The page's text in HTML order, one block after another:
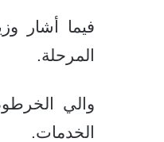
فيما أشار
المرحلة.
والي
الخدمات.